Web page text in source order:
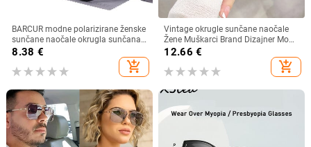
BARCUR modne polarizirane ženske
sunčane naočale okrugla sunčana
stakla dame Lunette De Soleil
8.38 €
add_shopping_cart
Vintage okrugle sunčane naočale
Žene Muškarci Brand Dizajner Moda
Gradient Sunčane naočale Ženske
Muške Retro Punk Hip Hop Gafas
De Sol
12.66 €
add_shopping_cart